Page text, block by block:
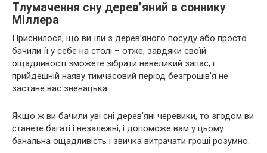
Тлумачення сну дерев’яний в соннику
Міллера
Приснилося, що ви їли з дерев’яного посуду або просто
бачили її у себе на столі – отже, завдяки своїй
ощадливості зможете зібрати невеликий запас, і
прийдешній наяву тимчасовий період безгрошів’я не
застане вас зненацька.
Якщо ж ви бачили уві сні дерев’яні черевики, то згодом ви
станете багаті і незалежні, і допоможе вам у цьому
банальна ощадливість і звичка витрачати гроші розумно.